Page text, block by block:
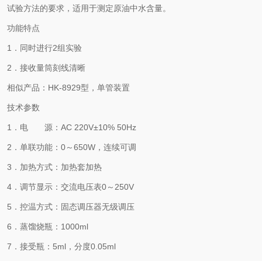
试验方法的要求，适用于测定原油中水含量。
功能特点
1．同时进行2组实验
2．接收量筒刻线清晰
相似产品： HK-8929型，单管装置
技术参数
1．电 源：AC 220V±10% 50Hz
2．单联功能：0～650W，连续可调
3．加热方式：加热套加热
4．调节显示：交流电压表0～250V
5．控温方式：固态调压器无级调压
6．蒸馏烧瓶：1000ml
7．接受瓶：5ml，分度0.05ml